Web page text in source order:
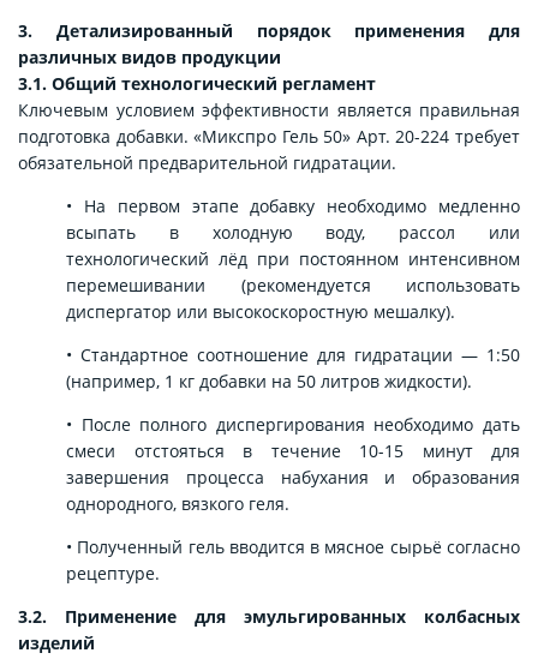
3. Детализированный порядок применения для
различных видов продукции
3.1. Общий технологический регламент
Ключевым условием эффективности является правильная
подготовка добавки. «Микспро Гель 50» Арт. 20-224 требует
обязательной предварительной гидратации.
• На первом этапе добавку необходимо медленно
всыпать в холодную воду, рассол или
технологический лёд при постоянном интенсивном
перемешивании (рекомендуется использовать
диспергатор или высокоскоростную мешалку).
• Стандартное соотношение для гидратации — 1:50
(например, 1 кг добавки на 50 литров жидкости).
• После полного диспергирования необходимо дать
смеси отстояться в течение 10-15 минут для
завершения процесса набухания и образования
однородного, вязкого геля.
• Полученный гель вводится в мясное сырьё согласно
рецептуре.
3.2. Применение для эмульгированных колбасных
изделий